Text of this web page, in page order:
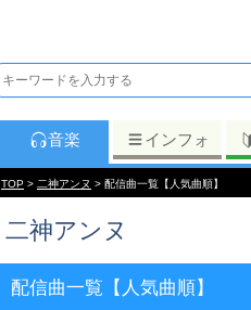
音楽 インフォ
TOP > 二神アンヌ > 配信曲一覧【人気曲順】
二神アンヌ
配信曲一覧【人気曲順】